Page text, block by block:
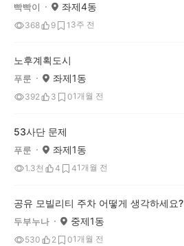
빡빡이 좌제4동
368 9 1 3주 전
노후계획도시
푸룬 좌제1동
392 3 01개월 전
53사단 문제
푸룬 좌제1동
1.3천 4 41개월 전
공유 모빌리티 주차 어떻게 생각하세요?
두부누나 중제1동
530 2 01개월 전